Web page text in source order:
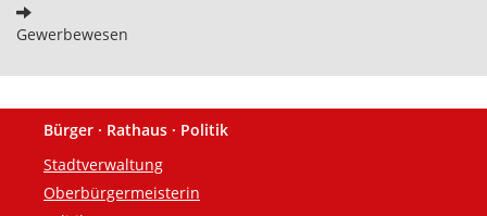
Gewerbewesen
Fußzeile
Bürger · Rathaus · Politik
Stadtverwaltung
Oberbürgermeisterin